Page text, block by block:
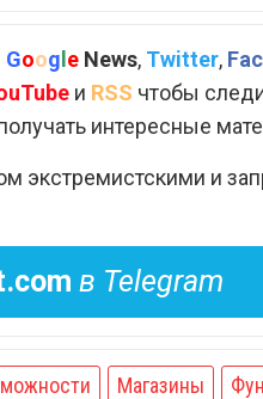
Google News, Twitter,
и RSS чтобы
интересные
экстремистскими и
в Telegram
Магазины